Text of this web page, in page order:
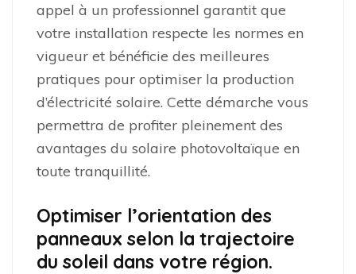
appel à un professionnel garantit que
votre installation respecte les normes en
vigueur et bénéficie des meilleures
pratiques pour optimiser la production
d’électricité solaire. Cette démarche vous
permettra de profiter pleinement des
avantages du solaire photovoltaïque en
toute tranquillité.
Optimiser l’orientation des
panneaux selon la trajectoire
du soleil dans votre région.